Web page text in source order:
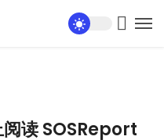
读 SOSReport